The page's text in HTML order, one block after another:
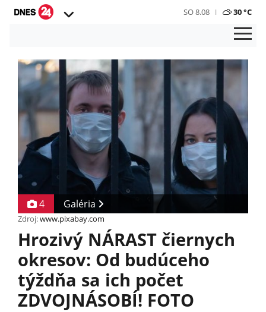
SO 8.08 30 °C
4 Galéria
Zdroj:www.pixabay.com
Hrozivý NÁRAST čiernych
okresov: Od budúceho
týždňa sa ich počet
ZDVOJNÁSOBÍ! FOTO